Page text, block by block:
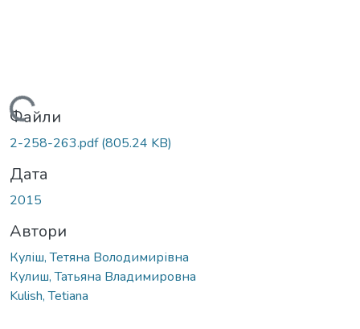
Вантажиться...
Файли
2-258-263.pdf(805.24 KB)
Дата
2015
Автори
Куліш, Тетяна Володимирівна
Кулиш, Татьяна Владимировна
Kulish, Tetiana